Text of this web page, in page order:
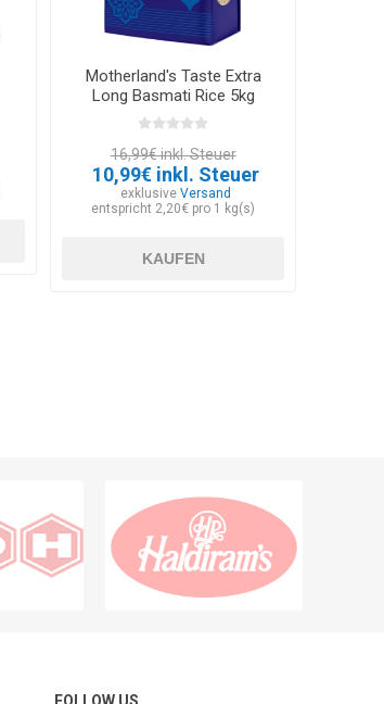
Motherland's Taste Extra
Long Basmati Rice 5kg
16,99€ inkl. Steuer
10,99€ inkl. Steuer
exklusiveVersand
entspricht 2,20€ pro 1 kg(s)
KAUFEN